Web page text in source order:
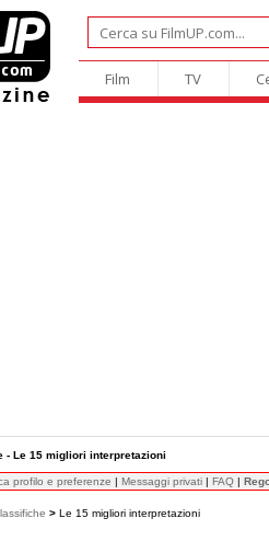
Film TV
- Le 15 migliori interpretazioni
profilo e preferenze | Messaggi privati | FAQ |
> Le 15 migliori interpretazioni